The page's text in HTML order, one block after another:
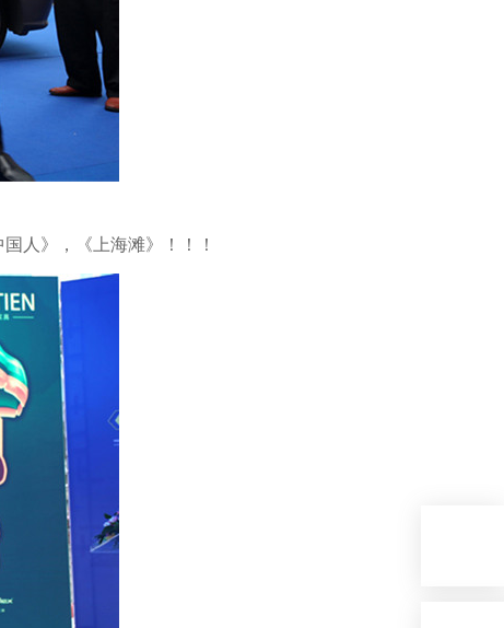
人》，《上海滩》！！！